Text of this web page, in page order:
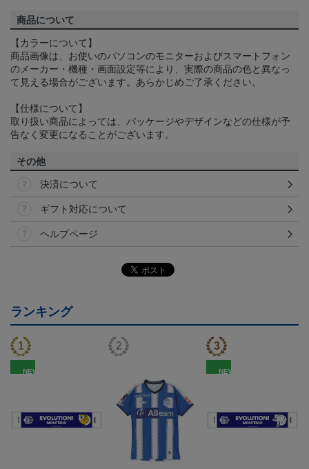
商品について
【カラーについて】
商品画像は、お使いのパソコンのモニターおよびスマートフォン
のメーカー・機種・画面設定等により、実際の商品の色と異なっ
て見える場合がございます。あらかじめご了承ください。
【仕様について】
取り扱い商品によっては、パッケージやデザインなどの仕様が予
告なく変更になることがございます。
その他
決済について
ギフト対応について
ヘルプページ
ランキング
NEW NEW